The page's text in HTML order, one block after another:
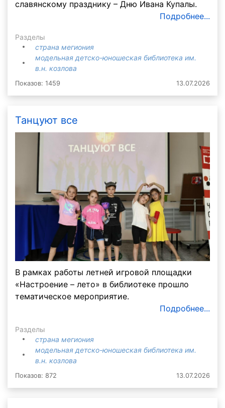
славянскому празднику – Дню Ивана Купалы.
Подробнее...
Разделы
страна мегиония
модельная детско-юношеская библиотека им.
в.н. козлова
Показов: 1459 13.07.2026
Танцуют все
В рамках работы летней игровой площадки
«Настроение – лето» в библиотеке прошло
тематическое мероприятие.
Подробнее...
Разделы
страна мегиония
модельная детско-юношеская библиотека им.
в.н. козлова
Показов: 872 13.07.2026